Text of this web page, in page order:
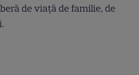
de viață de familie, de